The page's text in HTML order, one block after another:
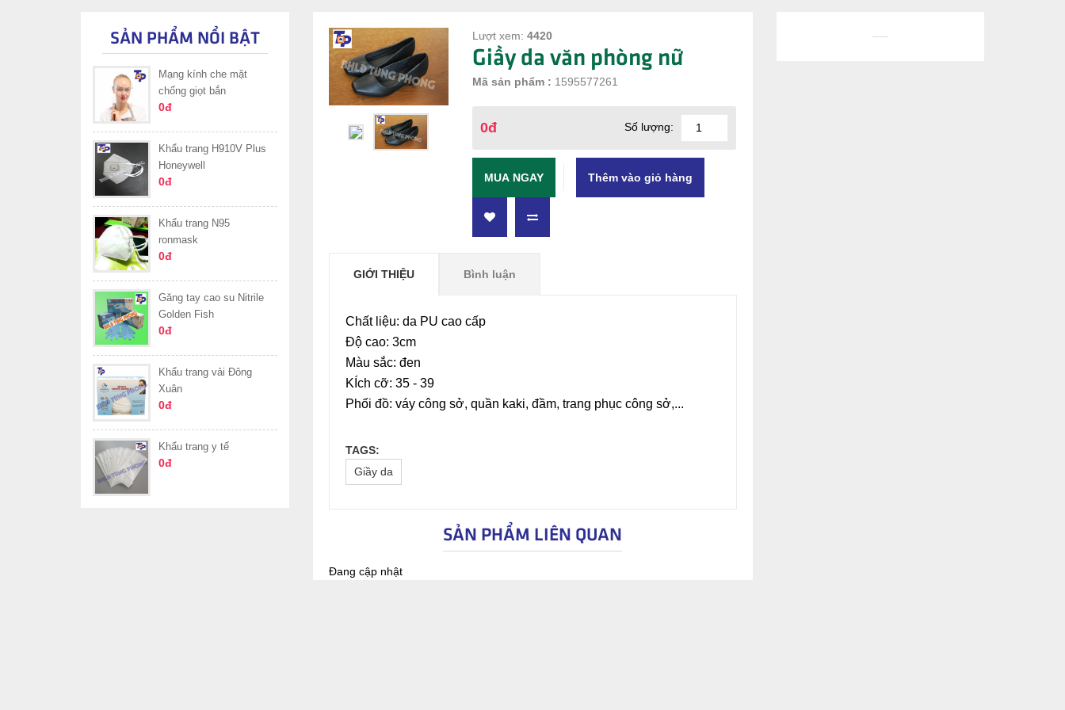
SẢN PHẨM NỔI BẬT
Mạng kính che mặt
chống giọt bắn
0đ
Khẩu trang H910V Plus
Honeywell
0đ
Khẩu trang N95
ronmask
0đ
Găng tay cao su Nitrile
Golden Fish
0đ
Khẩu trang vải Đông
Xuân
0đ
Khẩu trang y tế
0đ
Lượt xem:4420
Giầy da văn phòng nữ
Mã sản phẩm : 1595577261
0đ Số lượng:
MUA NGAY
GIỚI THIỆU Bình luận
Chất liệu: da PU cao cấp
Độ cao: 3cm
Màu sắc: đen
KÍch cỡ: 35 - 39
Phối đồ: váy công sở, quần kaki, đầm, trang phục công sở,...
TAGS:
Giầy da
SẢN PHẨM LIÊN QUAN
Đang cập nhật